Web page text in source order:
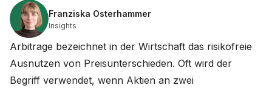
Franziska Osterhammer
Insights
Arbitrage bezeichnet in der Wirtschaft das risikofreie
Ausnutzen von Preisunterschieden. Oft wird der
Begriff verwendet, wenn Aktien an zwei